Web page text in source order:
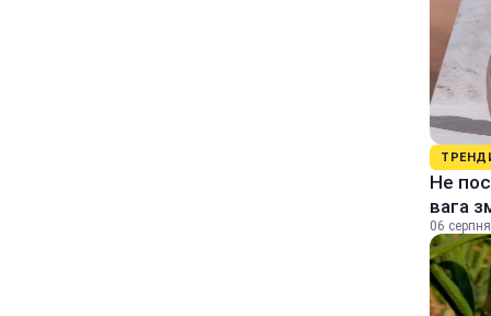
Не
вага
06